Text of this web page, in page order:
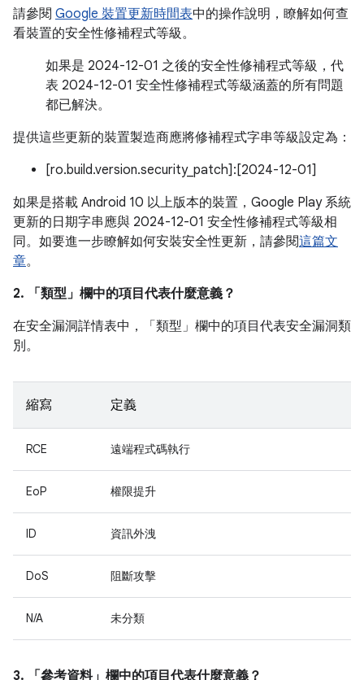
請參閱 Google 裝置更新時間表中的操作說明，瞭解如何查
看裝置的安全性修補程式等級。
如果是 2024-12-01 之後的安全性修補程式等級，代
表 2024-12-01 安全性修補程式等級涵蓋的所有問題
都已解決。
提供這些更新的裝置製造商應將修補程式字串等級設定為：
[ro.build.version.security_patch]:[2024-12-01]
如果是搭載 Android 10 以上版本的裝置，Google Play 系統
更新的日期字串應與 2024-12-01 安全性修補程式等級相
同。如要進一步瞭解如何安裝安全性更新，請參閱這篇文
章。
2. 「類型」 欄中的項目代表什麼意義？
在安全漏洞詳情表中，「類型」 欄中的項目代表安全漏洞類
別。
縮寫 定義
RCE 遠端程式碼執行
EoP 權限提升
ID 資訊外洩
DoS 阻斷攻擊
N/A 未分類
3. 「參考資料」 欄中的項目代表什麼意義？